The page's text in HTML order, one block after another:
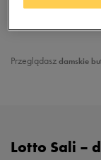
Przeglądaszdamskie
Lotto Sali –